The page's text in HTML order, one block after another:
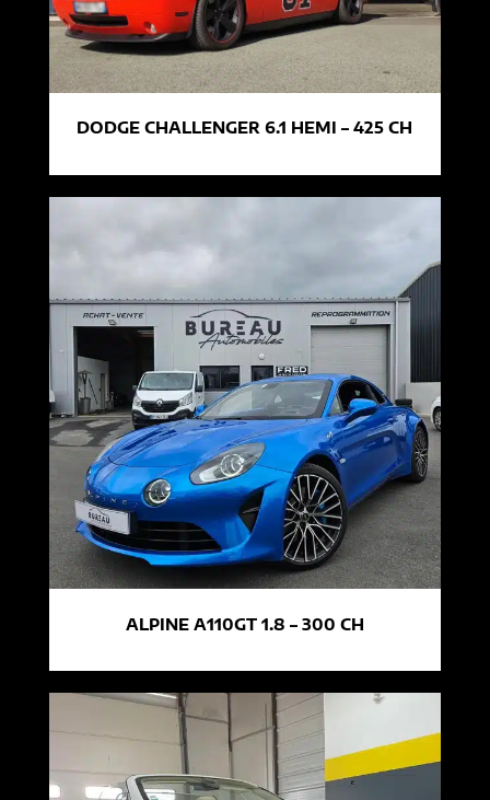
DODGE CHALLENGER 6.1 HEMI – 425 CH
ALPINE A110GT 1.8 – 300 CH